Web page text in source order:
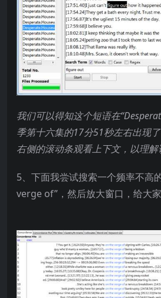
我们可以得知这个短语在
季第十六集的17分51秒左右出现
右侧的滚动条观看上下文，以理解
5、下面我尝试搜索一个频率不高
verge of”，然后放大窗口，给大